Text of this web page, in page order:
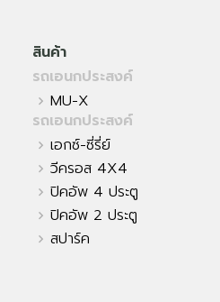
สินค้า
รถเอนกประสงค์
MU-X
รถเอนกประสงค์
เอกซ์-ซี่รี่ย์
วีครอส 4X4
ปิคอัพ 4 ประตู
ปิคอัพ 2 ประตู
สปาร์ค